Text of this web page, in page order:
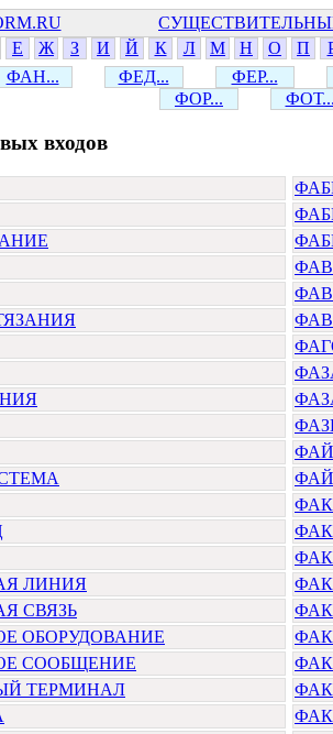
Е Ж З И Й К Л М Н О П
ФАН... ФЕД...
ФЕР...
ФОР...
входов
ЛИНИЯ
СВЯЗЬ
ОБОРУДОВАНИЕ
СООБЩЕНИЕ
ТЕРМИНАЛ